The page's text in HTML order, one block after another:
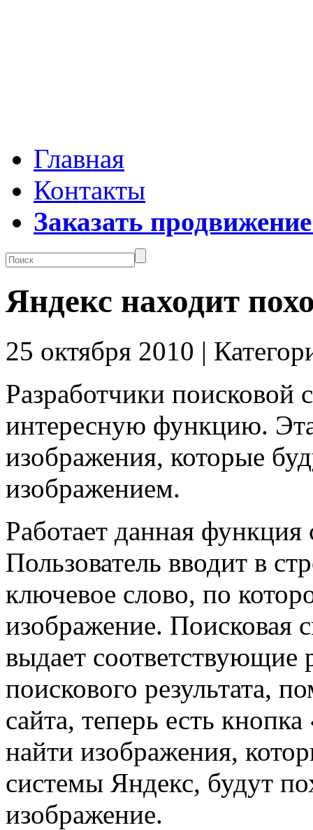
Главная
Контакты
Заказать
Яндекс находит
25 октября 2010 |
Разработчики
интересную функцию.
изображения, которые
изображением.
Работает данная
Пользователь вводит в
ключевое слово, по
изображение. Поисковая
выдает соответствующие
поискового результата,
сайта, теперь есть
найти изображения,
системы Яндекс, будут
изображение.